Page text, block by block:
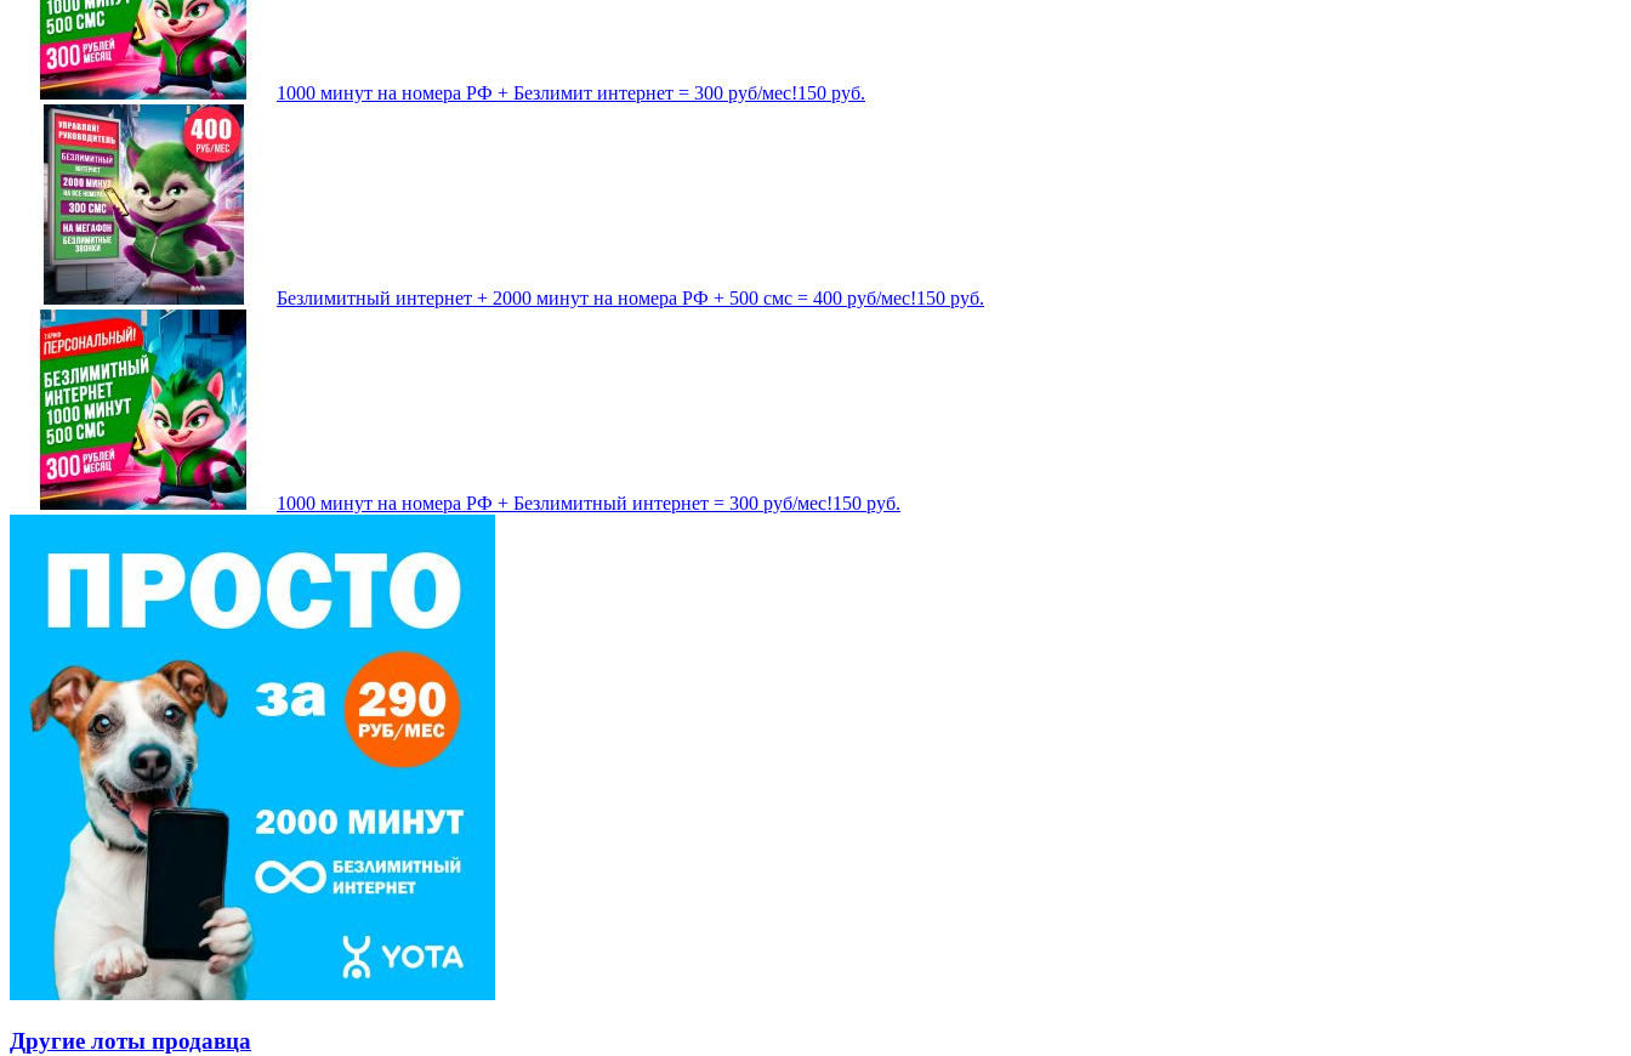
1000 минут на номера РФ + Безлимит интернет = 300 руб/мес!150 руб.
Безлимитный интернет + 2000 минут на номера РФ + 500 смс = 400 руб/мес!150 руб.
1000 минут на номера РФ + Безлимитный интернет = 300 руб/мес!150 руб.
Другие лоты продавца